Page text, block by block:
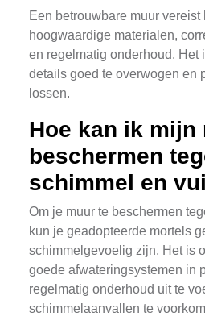
Een betrouwbare muur vereist
hoogwaardige materialen,
en regelmatig onderhoud. Het
details goed te overwogen en
lossen.
Hoe kan ik mijn
beschermen
schimmel en
Om je muur te beschermen
kun je geadopteerde mortels
schimmelgevoelig zijn. Het is
goede afwateringsystemen in
regelmatig onderhoud uit te
schimmelaanvallen te